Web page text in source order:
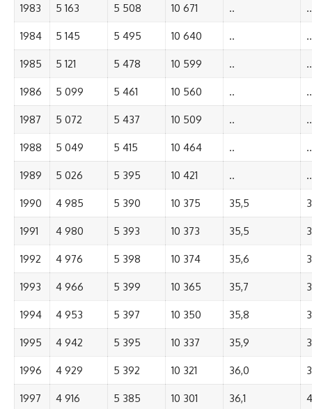
1983 5 163 5 508 10 671 .. ..
1984 5 145 5 495 10 640 .. ..
1985 5 121 5 478 10 599 .. ..
1986 5 099 5 461 10 560 .. ..
1987 5 072 5 437 10 509 .. ..
1988 5 049 5 415 10 464 .. ..
1989 5 026 5 395 10 421 .. ..
1990 4 985 5 390 10 375 35,5
1991 4 980 5 393 10 373 35,5
1992 4 976 5 398 10 374 35,6
1993 4 966 5 399 10 365 35,7
1994 4 953 5 397 10 350 35,8
1995 4 942 5 395 10 337 35,9
1996 4 929 5 392 10 321 36,0
1997 4 916 5 385 10 301 36,1